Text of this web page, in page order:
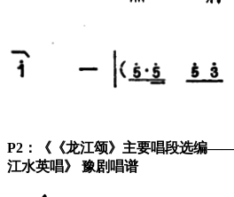
P2：《《龙江颂》主要唱段选编
江水英唱》 豫剧唱谱